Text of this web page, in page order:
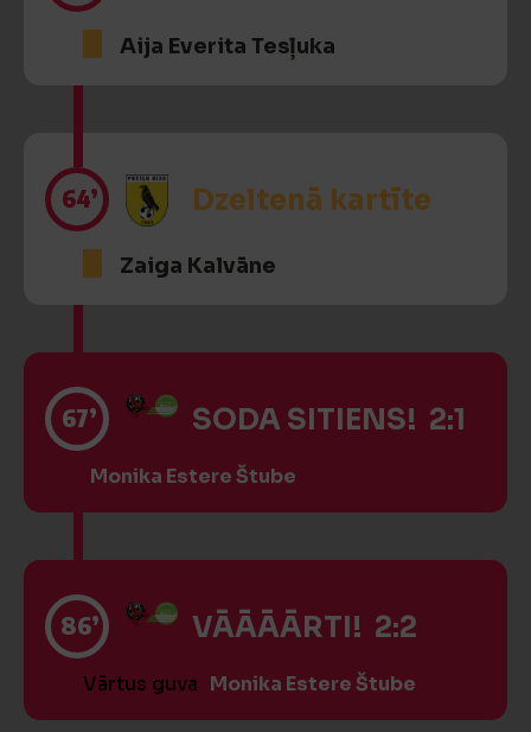
Aija Everita Tesļuka
64’ Dzeltenā kartīte
Zaiga Kalvāne
67’ SODA SITIENS! 2:1
Monika Estere Štube
86’ VĀĀĀĀRTI! 2:2
Vārtus guva Monika Estere Štube